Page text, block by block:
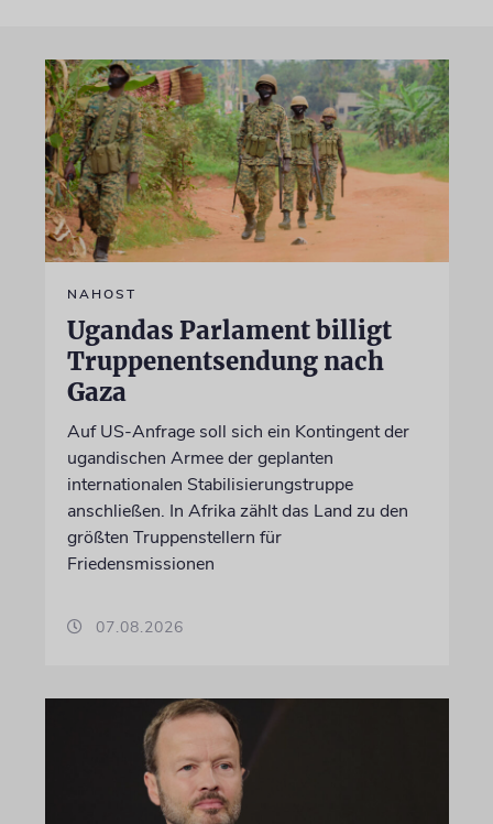
NAHOST
Ugandas Parlament billigt
Truppenentsendung nach
Gaza
Auf US-Anfrage soll sich ein Kontingent der
ugandischen Armee der geplanten
internationalen Stabilisierungstruppe
anschließen. In Afrika zählt das Land zu den
größten Truppenstellern für
Friedensmissionen
07.08.2026